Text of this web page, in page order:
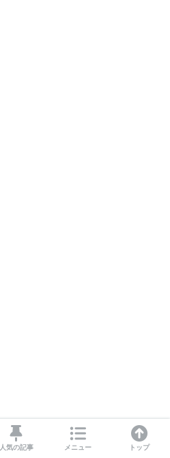
人気の記事 メニュー トップ